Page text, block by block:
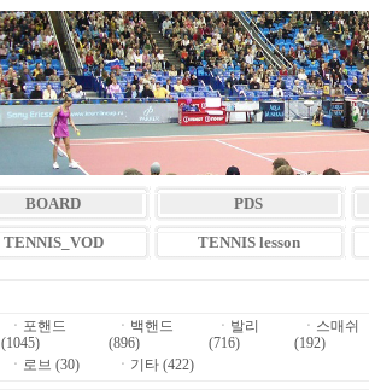
BOARD PDS
TENNIS_VOD TENNIS lesson
ㆍ 포핸드
(1045)
ㆍ 백핸드
(896)
ㆍ 발리
(716)
ㆍ 스매쉬
(192)
ㆍ 로브 (30) ㆍ 기타 (422)